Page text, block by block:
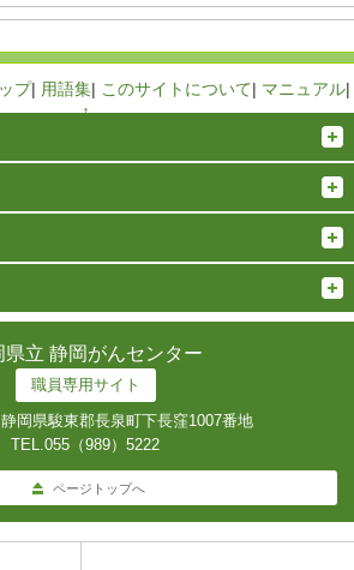
プ| 用語集| このサイトについて| マニュアル|
↑
県立 静岡がんセンター
職員専用サイト
岡県駿東郡長泉町下長窪1007番地
TEL.055（989）5222
ページトップへ